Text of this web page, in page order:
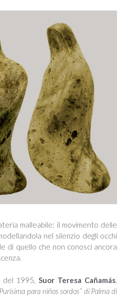
malleabile: il movimento delle
nel silenzio degli occhi
di quello che non conosci ancora
del 1995, Suor Teresa Cañamás
para niños sordos” di Palma di